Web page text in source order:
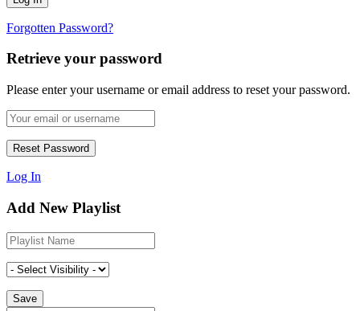
Forgotten Password?
Retrieve your password
Please enter your username or email address to reset your password.
Log In
Add New Playlist